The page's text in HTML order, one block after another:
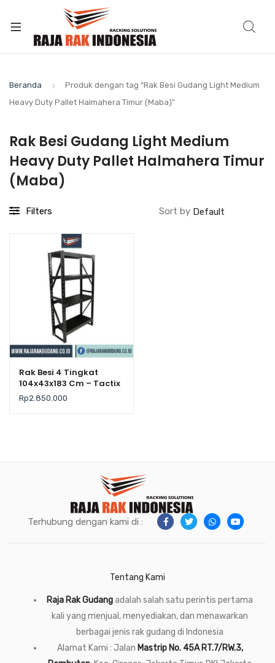
Beranda
Produk dengan tag “Rak Besi Gudang Light Medium
Heavy Duty Pallet Halmahera Timur (Maba)”
Rak Besi Gudang Light Medium
Heavy Duty Pallet Halmahera Timur
(Maba)
Filters Sort by
Rak Besi 4 Tingkat
104x43x183 Cm – Tactix
– Kekuatan 500Kg /
Level
Rp2.850.000
Terhubung dengan kami di :
Tentang Kami
Raja Rak Gudangadalah salah satu perintis pertama
kali yang menjual, menyediakan, dan menawarkan
berbagai jenis rak gudang di Indonesia
Alamat Kami : Jalan Mastrip No. 45A RT.7/RW.3,